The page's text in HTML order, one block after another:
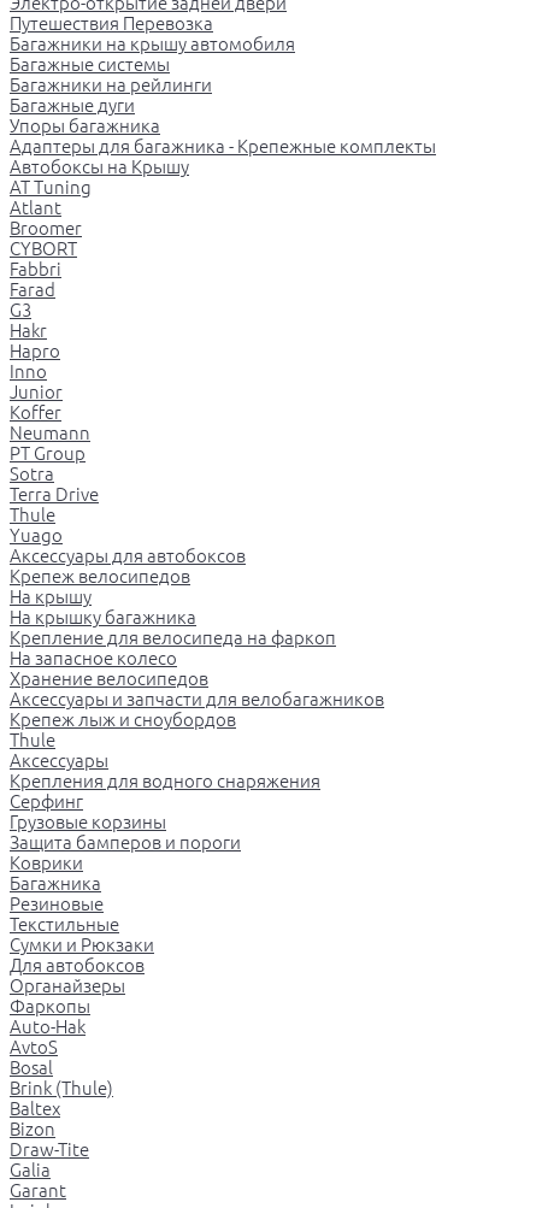
Путешествия Перевозка
Багажники на крышу автомобиля
Багажные системы
Багажники на рейлинги
Багажные дуги
Упоры багажника
Адаптеры для багажника - Крепежные комплекты
Автобоксы на Крышу
AT Tuning
Atlant
Broomer
CYBORT
Fabbri
Farad
G3
Hakr
Hapro
Inno
Junior
Koffer
Neumann
PT Group
Sotra
Terra Drive
Thule
Yuago
Аксессуары для автобоксов
Крепеж велосипедов
На крышу
На крышку багажника
Крепление для велосипеда на фаркоп
На запасное колесо
Хранение велосипедов
Аксессуары и запчасти для велобагажников
Крепеж лыж и сноубордов
Thule
Аксессуары
Крепления для водного снаряжения
Серфинг
Грузовые корзины
Защита бамперов и пороги
Коврики
Багажника
Резиновые
Текстильные
Сумки и Рюкзаки
Для автобоксов
Органайзеры
Фаркопы
Auto-Hak
AvtoS
Bosal
Brink (Thule)
Baltex
Bizon
Draw-Tite
Galia
Garant